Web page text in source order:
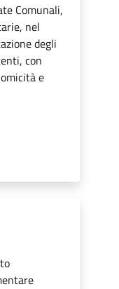
Comunali,
nel
degli
con
e